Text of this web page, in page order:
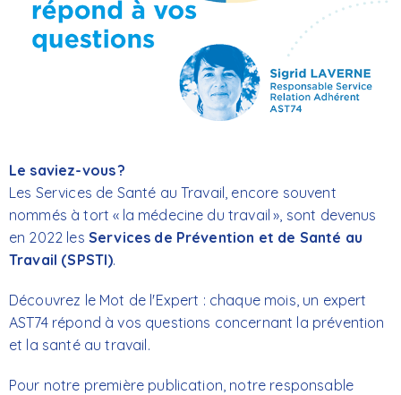
Le saviez-vous ?
Les Services de Santé au Travail, encore souvent
nommés à tort « la médecine du travail », sont devenus
en 2022 les Services de Prévention et de Santé au
Travail (SPSTI).
Découvrez le Mot de l'Expert : chaque mois, un expert
AST74 répond à vos questions concernant la prévention
et la santé au travail.
Pour notre première publication, notre responsable